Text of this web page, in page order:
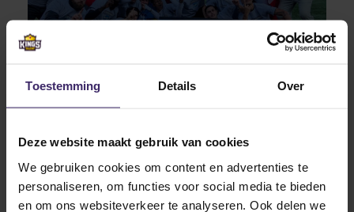
Toestemming Details Over
Deze website maakt gebruik van cookies
We gebruiken cookies om content en advertenties te
personaliseren, om functies voor social media te bieden
en om ons websiteverkeer te analyseren. Ook delen we
29